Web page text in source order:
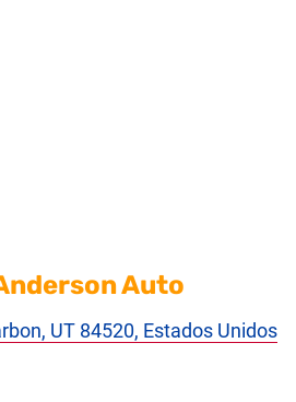
Auto
UT 84520, Estados Unidos